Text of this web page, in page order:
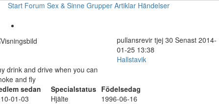
Start Forum Sex & Sinne Grupper Artiklar Händelser
pullansrevir tjej 30 Senast 2014-
01-25 13:38
Hallstavik
drink and drive when you can
and fly
sedan
Specialstatus Födelsedag
01-03
Hjälte 1996-06-16